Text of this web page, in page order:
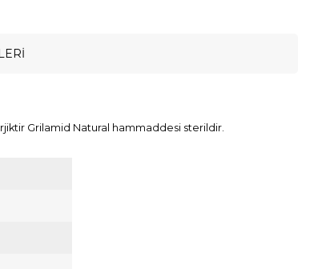
Grilamid Natural hammaddesi sterildir.